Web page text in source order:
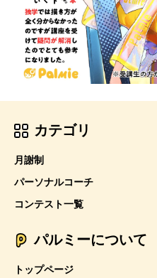
カテゴリ
月謝制
パーソナルコーチ
コンテスト一覧
パルミーについて
トップページ